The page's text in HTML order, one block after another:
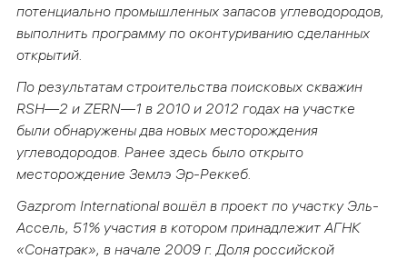
потенциально промышленных запасов углеводородов,
выполнить программу по оконтуриванию сделанных
открытий.
По результатам строительства поисковых скважин
RSH—2 и ZERN—1 в 2010 и 2012 годах на участке
были обнаружены два новых месторождения
углеводородов. Ранее здесь было открыто
месторождение Землэ Эр-Реккеб.
Gazprom Internationalвошёл в проект по участку Эль-
Ассель, 51% участия в котором принадлежит АГНК
«Сонатрак», в начале 2009 г. Доля российской